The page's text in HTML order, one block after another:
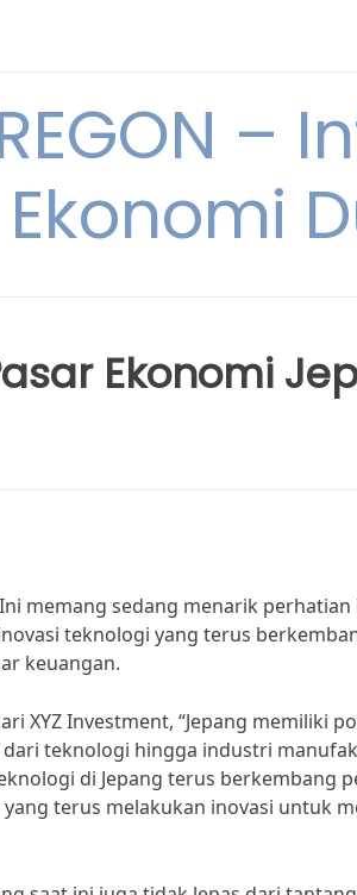
Ekonomi
Ekonomi
memang sedang menarik perhatian
teknologi yang terus
keuangan.
XYZ Investment, “Jepang memiliki
teknologi hingga industri
di Jepang terus berkembang
terus melakukan inovasi untuk